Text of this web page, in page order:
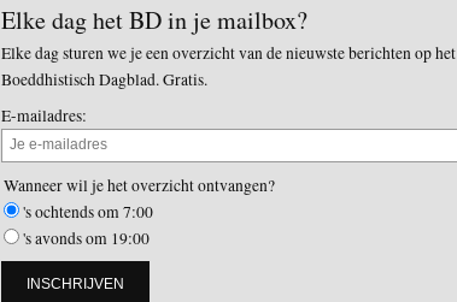
Elke dag het BD in je mailbox?
Elke dag sturen we je een overzicht van de nieuwste berichten op het
Boeddhistisch Dagblad. Gratis.
E-mailadres:
Wanneer wil je het overzicht ontvangen?
's ochtends om 7:00
's avonds om 19:00